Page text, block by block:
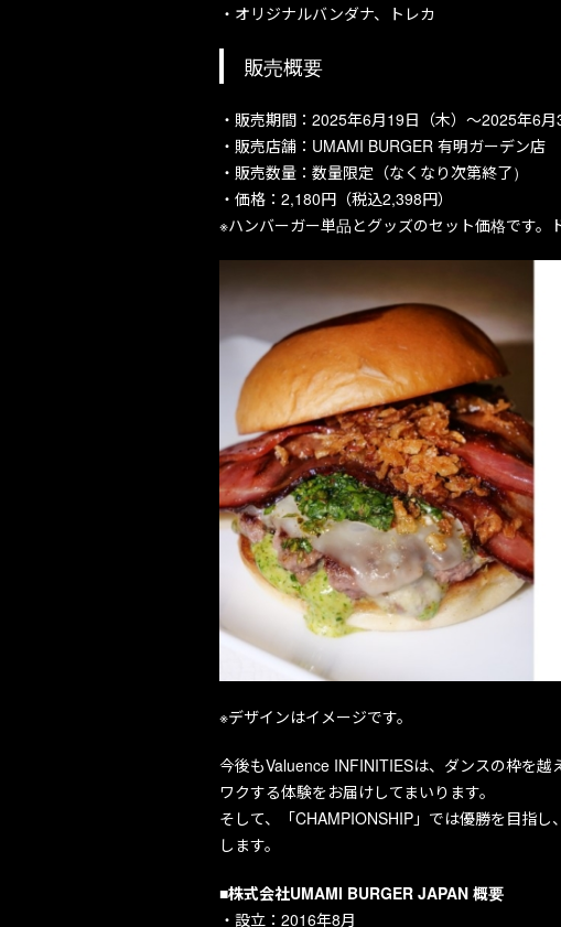
・オリジナルバンダナ、トレカ
販売概要
・販売期間：2025年6月19日（木）～2025年6月
・販売店舗：UMAMI BURGER 有明ガーデン店
・販売数量：数量限定（なくなり次第終了）
・価格：2,180円（税込2,398円）
※ハンバーガー単品とグッズのセット価格です。
※デザインはイメージです。
今後もValuence INFINITIESは、ダンスの枠を
ワクする体験をお届けしてまいります。
そして、「CHAMPIONSHIP」では優勝を目指
します。
■株式会社UMAMI BURGER JAPAN 概要
・設立：2016年8月